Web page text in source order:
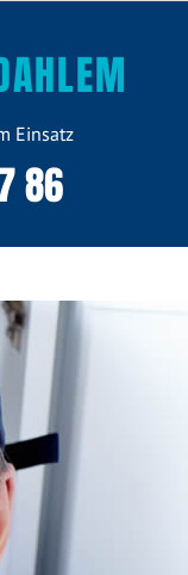
Einsatz
86